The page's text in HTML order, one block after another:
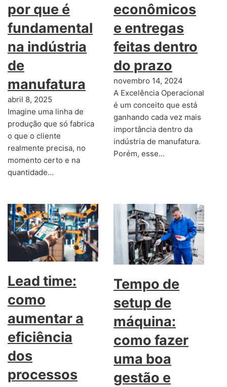
por que é
fundamental
na indústria
de
manufatura
abril 8, 2025
Imagine uma linha de
produção que só fabrica
o que o cliente
realmente precisa, no
momento certo e na
quantidade…
econômicos
e entregas
feitas dentro
do prazo
novembro 14, 2024
A Excelência Operacional
é um conceito que está
ganhando cada vez mais
importância dentro da
indústria de manufatura.
Porém, esse…
Lead time:
como
aumentar a
eficiência
dos
processos
Tempo de
setup de
máquina:
como fazer
uma boa
gestão e